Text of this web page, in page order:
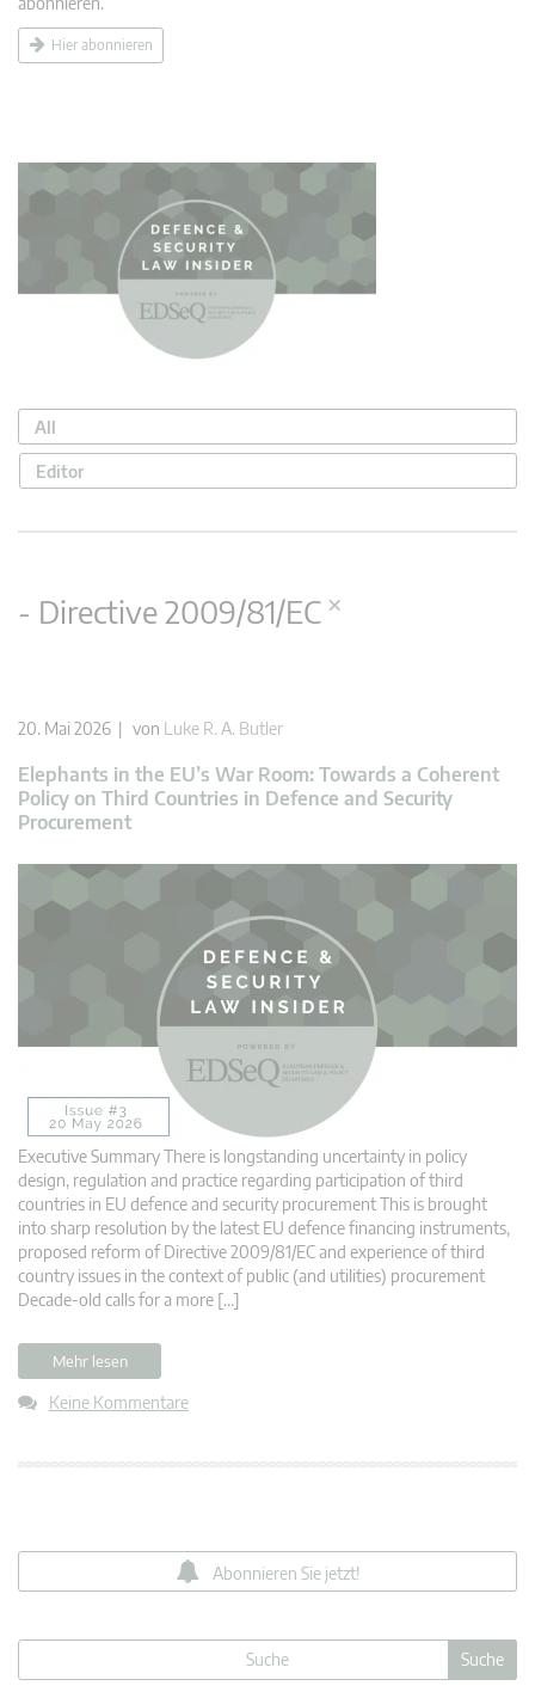
Hier abonnieren
All
Editor
- Directive 2009/81/EC ×
20. Mai 2026 | von Luke R. A. Butler
Elephants in the EU’s War Room: Towards a Coherent
Policy on Third Countries in Defence and Security
Procurement
Executive Summary There is longstanding uncertainty in policy
design, regulation and practice regarding participation of third
countries in EU defence and security procurement This is brought
into sharp resolution by the latest EU defence financing instruments,
proposed reform of Directive 2009/81/EC and experience of third
country issues in the context of public (and utilities) procurement
Decade-old calls for a more […]
Mehr lesen
Keine Kommentare
Abonnieren Sie jetzt!